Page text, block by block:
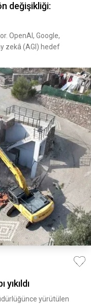
değişikliği:
OpenAI, Google,
zekâ (AGI) hedef
yürütülen